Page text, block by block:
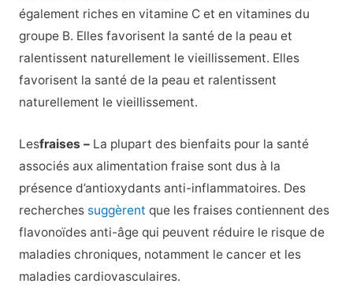
également riches en vitamine C et en vitamines du
groupe B. Elles favorisent la santé de la peau et
ralentissent naturellement le vieillissement. Elles
favorisent la santé de la peau et ralentissent
naturellement le vieillissement.
Lesfraises –La plupart des bienfaits pour la santé
associés aux alimentation fraisesont dus à la
présence d’antioxydants anti-inflammatoires. Des
recherches suggèrent que les fraises contiennent des
flavonoïdes anti-âge qui peuvent réduire le risque de
maladies chroniques, notamment le cancer et les
maladies cardiovasculaires.